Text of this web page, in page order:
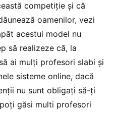
competiție și că
oamenilor, vezi
acestui model nu
să realizeze că, la
ai mulți profesori slabi și
sisteme online, dacă
nu sunt obligați să-ți
găsi multi profesori